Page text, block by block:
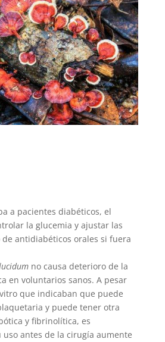
a pacientes diabéticos, el
la glucemia y ajustar las
antidiabéticos orales si fuera
no causa deterioro de la
en voluntarios sanos. A pesar
que indicaban que puede
y puede tener otra
y fibrinolítica, es
antes de la cirugía aumente